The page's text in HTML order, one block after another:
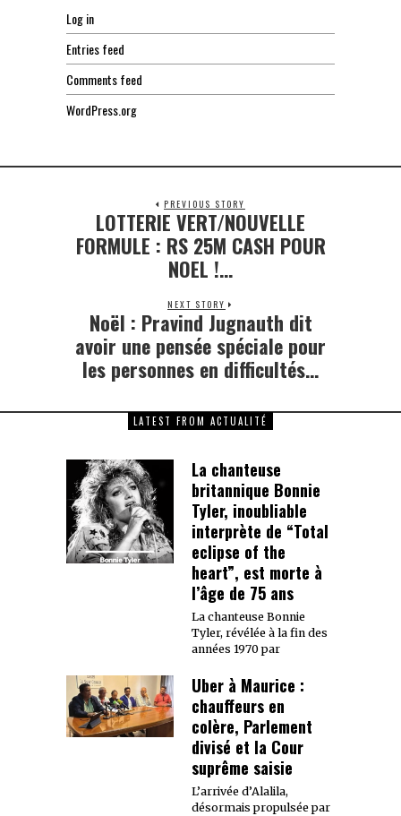
Log in
Entries feed
Comments feed
WordPress.org
PREVIOUS STORY
Previous
post:
LOTTERIE VERT/NOUVELLE
FORMULE : RS 25M CASH POUR
NOEL !…
NEXT STORY
Next
post:
Noël : Pravind Jugnauth dit
avoir une pensée spéciale pour
les personnes en difficultés…
LATEST FROM ACTUALITÉ
La chanteuse
britannique Bonnie
Tyler, inoubliable
interprète de “Total
eclipse of the
heart”, est morte à
l’âge de 75 ans
La chanteuse Bonnie
Tyler, révélée à la fin des
années 1970 par
Uber à Maurice :
chauffeurs en
colère, Parlement
divisé et la Cour
suprême saisie
L’arrivée d’Alalila,
désormais propulsée par